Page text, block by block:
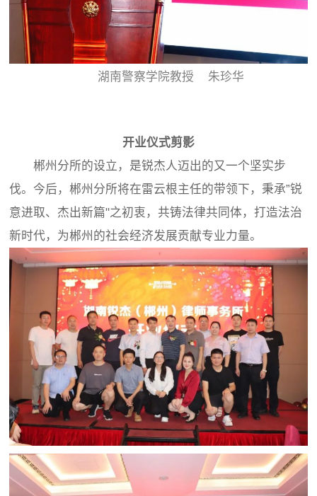
湖南警察学院教授 朱珍华
开业仪式剪影
郴州分所的设立，是锐杰人迈出的又一个坚实步
伐。今后，郴州分所将在雷云根主任的带领下，秉承”锐
意进取、杰出新篇"之初衷，共铸法律共同体，打造法治
新时代，为郴州的社会经济发展贡献专业力量。